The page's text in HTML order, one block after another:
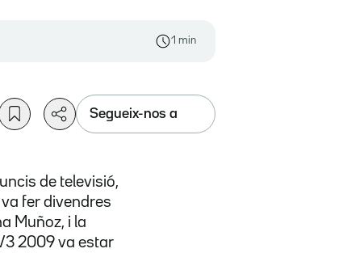
1 min
Segueix-nos a
de televisió,
fer divendres
Muñoz, i la
2009 va estar